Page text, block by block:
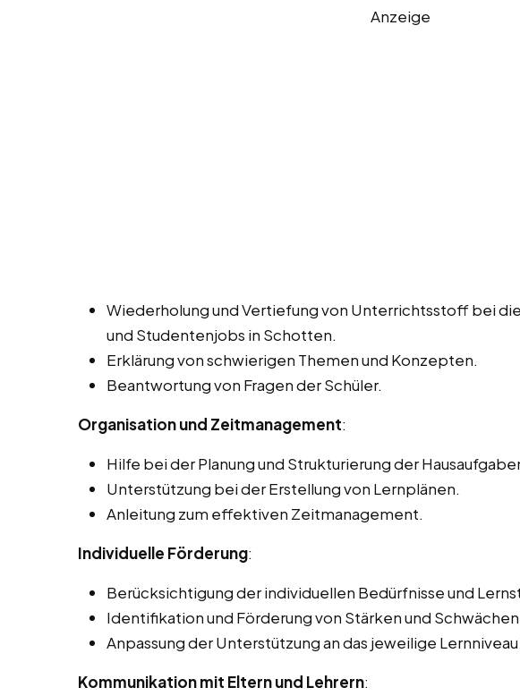
Anzeige
Wiederholung und Vertiefung von Unterrichtsstoff bei
und Studentenjobs in Schotten.
Erklärung von schwierigen Themen und Konzepten.
Beantwortung von Fragen der Schüler.
Organisation und Zeitmanagement:
Hilfe bei der Planung und Strukturierung der
Unterstützung bei der Erstellung von Lernplänen.
Anleitung zum effektiven Zeitmanagement.
Individuelle Förderung:
Berücksichtigung der individuellen Bedürfnisse und
Identifikation und Förderung von Stärken und
Anpassung der Unterstützung an das jeweilige
Kommunikation mit Eltern und Lehrern: